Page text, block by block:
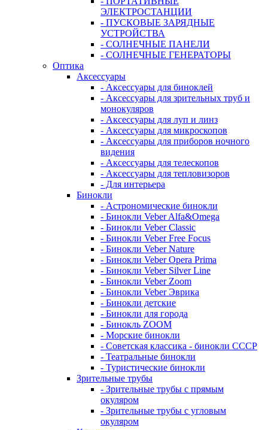
ЭЛЕКТРОСТАНЦИИ
- ПУСКОВЫЕ ЗАРЯДНЫЕ
УСТРОЙСТВА
- СОЛНЕЧНЫЕ ПАНЕЛИ
- СОЛНЕЧНЫЕ ГЕНЕРАТОРЫ
Оптика
Аксессуары
- Аксессуары для биноклей
- Аксессуары для зрительных труб и
монокуляров
- Аксессуары для луп и линз
- Аксессуары для микроскопов
- Аксессуары для приборов ночного
видения
- Аксессуары для телескопов
- Аксессуары для тепловизоров
- Для интерьера
Бинокли
- Астрономические бинокли
- Бинокли Veber Alfa&Omega
- Бинокли Veber Classic
- Бинокли Veber Free Focus
- Бинокли Veber Nature
- Бинокли Veber Opera Prima
- Бинокли Veber Silver Line
- Бинокли Veber Zoom
- Бинокли Veber Эврика
- Бинокли детские
- Бинокли для города
- Бинокль ZOOM
- Морские бинокли
- Советская классика - бинокли СССР
- Театральные бинокли
- Туристические бинокли
Зрительные трубы
- Зрительные трубы с прямым
окуляром
- Зрительные трубы с угловым
окуляром